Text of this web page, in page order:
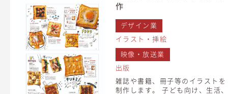
作
デザイン業
イラスト・挿絵
映像・放送業
出版
雑誌や書籍、冊子等のイラストを
制作します。 子ども向け、生活、